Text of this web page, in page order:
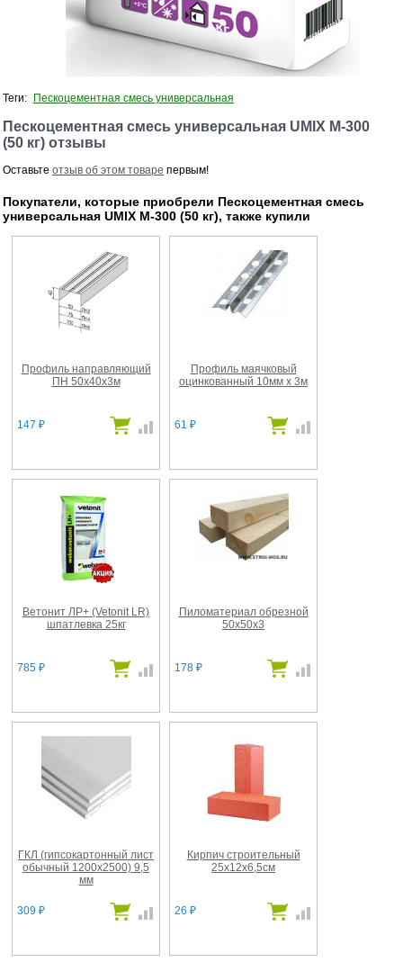
Теги: Пескоцементная смесь универсальная
Пескоцементная смесь универсальная UMIX М-300
(50 кг) отзывы
Оставьте отзыв об этом товаре первым!
Покупатели, которые приобрели Пескоцементная смесь
универсальная UMIX М-300 (50 кг), также купили
Профиль направляющий
ПН 50х40х3м
147 ₽
Профиль маячковый
оцинкованный 10мм х 3м
61 ₽
Ветонит ЛР+ (Vetonit LR)
шпатлевка 25кг
785 ₽
Пиломатериал обрезной
50х50х3
178 ₽
ГКЛ (гипсокартонный лист
обычный 1200х2500) 9,5
мм
309 ₽
Кирпич строительный
25х12х6,5см
26 ₽